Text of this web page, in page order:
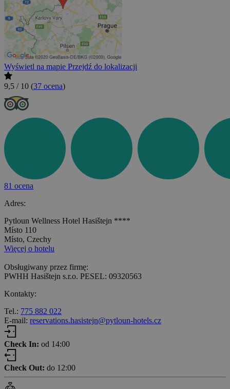
Wyświetl na mapie Przejdź do lokalizacji
9,5 / 10 (37 ocena)
81 ocena
Adres:
Pytloun Wellness Hotel Hasištejn ****
Místo 110
Místo, Czechy
Więcej o hotelu
Obsługiwany przez firmę:
PWHH Hasištejn s.r.o. PESEL: 09320563
Kontakty:
Tel.: 775 882 022
E-mail: reservations.hasistejn@pytloun-hotels.cz
Check In: od 14:00
Check Out: do 12:00